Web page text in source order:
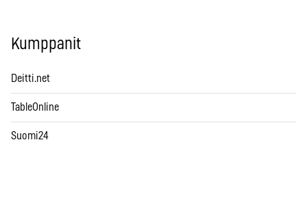
Kumppanit
Deitti.net
TableOnline
Suomi24